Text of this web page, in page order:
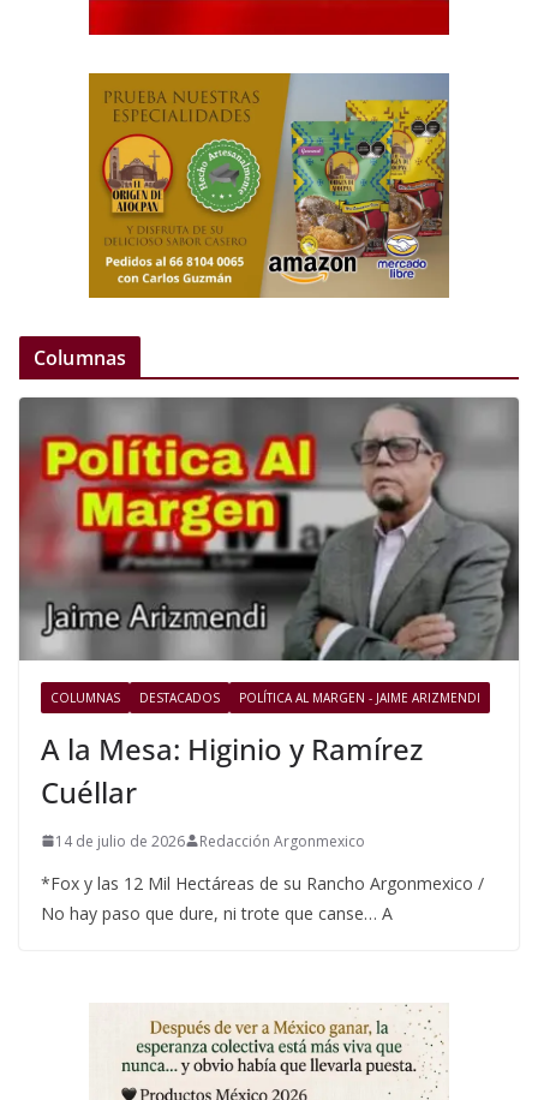
Columnas
COLUMNAS DESTACADOS POLÍTICA AL MARGEN - JAIME ARIZMENDI
A la Mesa: Higinio y Ramírez
Cuéllar
14 de julio de 2026 Redacción Argonmexico
*Fox y las 12 Mil Hectáreas de su Rancho Argonmexico /
No hay paso que dure, ni trote que canse… A